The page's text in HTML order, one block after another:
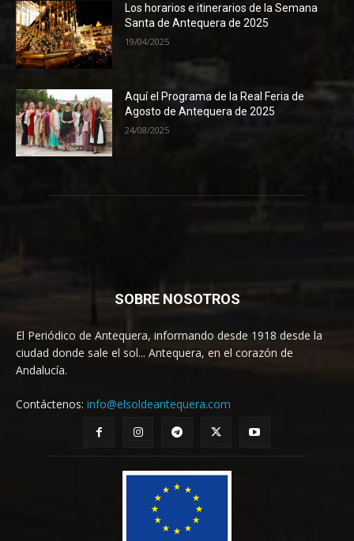
Los horarios e itinerarios de la Semana
Santa de Antequera de 2025
19/04/2025
Aquí el Programa de la Real Feria de
Agosto de Antequera de 2025
24/08/2025
SOBRE NOSOTROS
El Periódico de Antequera, informando desde 1918 desde la
ciudad donde sale el sol... Antequera, en el corazón de
Andalucía.
Contáctenos: info@elsoldeantequera.com